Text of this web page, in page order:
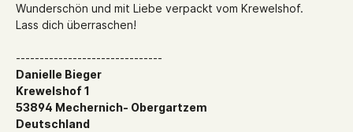
Wunderschön und mit Liebe verpackt vom Krewelshof.
Lass dich überraschen!
-------------------------------
Danielle Bieger
Krewelshof 1
53894 Mechernich- Obergartzem
Deutschland